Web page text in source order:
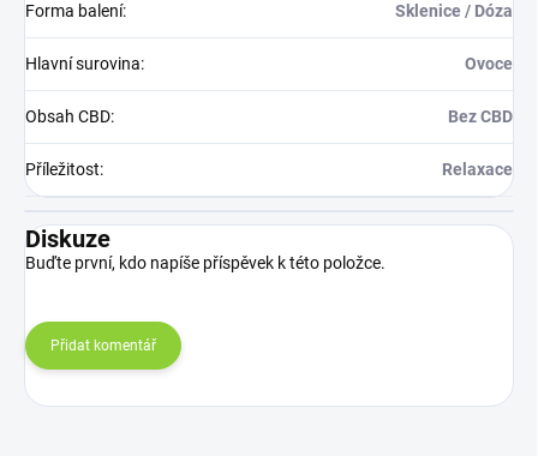
Forma balení: Sklenice / Dóza
Hlavní surovina: Ovoce
Obsah CBD: Bez CBD
Příležitost: Relaxace
Diskuze
Buďte první, kdo napíše příspěvek k této položce.
Přidat komentář